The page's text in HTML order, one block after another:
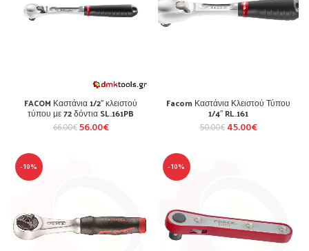
FACOM Καστάνια 1/2″ κλειστού
τύπου με 72 δόντια SL.161PB
66.00€56.00€
Facom Καστάνια Κλειστού Τύπου
1/4″ RL.161
50.00€ 45.00€
-10% -10%